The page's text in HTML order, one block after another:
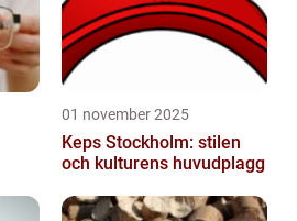
01 november 2025
Keps Stockholm: stilen
och kulturens huvudplagg